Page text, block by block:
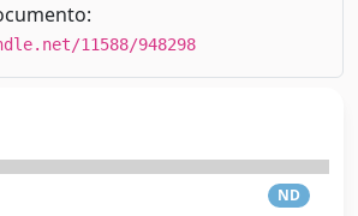
11588/948298
ND